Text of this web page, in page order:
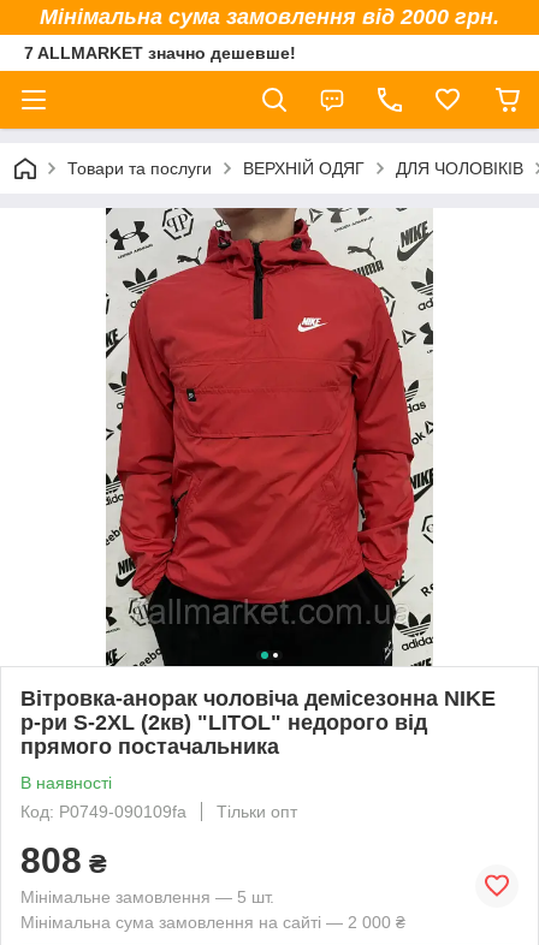
Мінімальна сума замовлення від 2000 грн.
7 ALLMARKET значно дешевше!
Товари та послуги ВЕРХНІЙ ОДЯГ ДЛЯ ЧОЛОВІКІВ
Вітровка-анорак чоловіча демісезонна NIKE
р-ри S-2XL (2кв) "LITOL" недорого від
прямого постачальника
В наявності
Код: P0749-090109fa
Тільки опт
808 ₴
Мінімальне замовлення — 5 шт.
Мінімальна сума замовлення на сайті — 2 000 ₴